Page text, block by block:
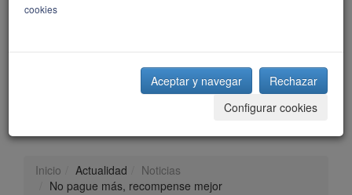
Inicio Actualidad
Noticias
No pague más, recompense mejor
cookies
Aceptar y navegar
Rechazar
Configurar cookies